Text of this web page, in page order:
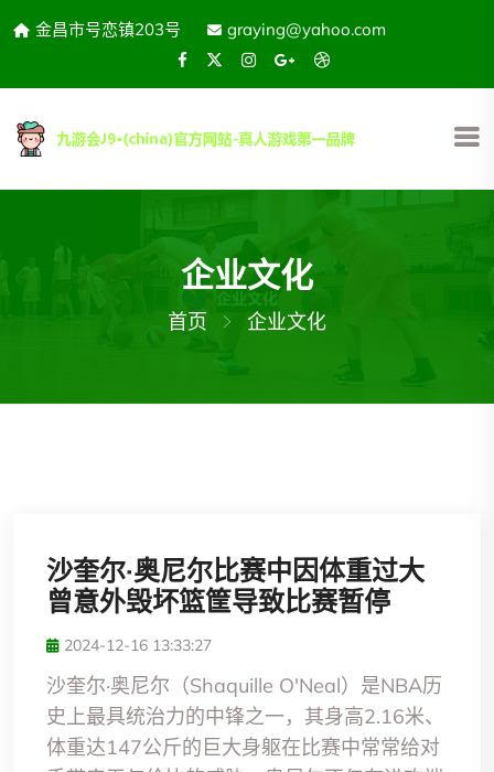
金昌市号恋镇203号 graying@yahoo.com
企业文化
首页 企业文化
沙奎尔·奥尼尔比赛中因体重过大
曾意外毁坏篮筐导致比赛暂停
2024-12-16 13:33:27
沙奎尔·奥尼尔（Shaquille O'Neal）是NBA历
史上最具统治力的中锋之一，其身高2.16米、
体重达147公斤的巨大身躯在比赛中常常给对